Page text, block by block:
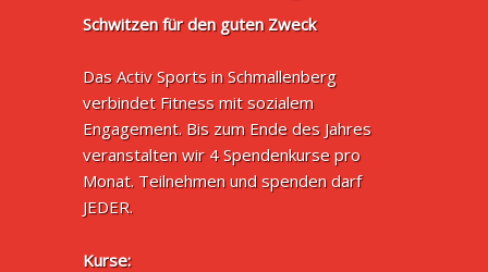
Schwitzen für den guten Zweck
Das Activ Sports in Schmallenberg
verbindet Fitness mit sozialem
Engagement. Bis zum Ende des Jahres
veranstalten wir 4 Spendenkurse pro
Monat. Teilnehmen und spenden darf
JEDER.
Kurse: